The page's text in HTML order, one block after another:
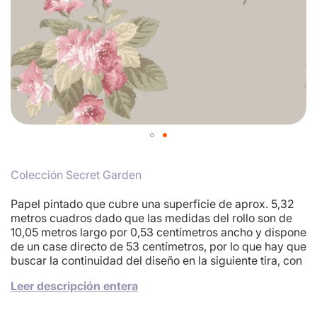
the
of
the
images
gallery
Colección Secret Garden
Papel pintado que cubre una superficie de aprox. 5,32
metros cuadros dado que las medidas del rollo son de
10,05 metros largo por 0,53 centímetros ancho y dispone
de un case directo de 53 centímetros, por lo que hay que
buscar la continuidad del diseño en la siguiente tira, con
fácil y cómoda dado que la cola se tiene que aplicar a la
Leer descripción entera